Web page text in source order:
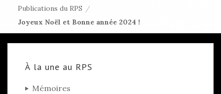
Publications du RPS /
Joyeux Noël et Bonne année 2024 !
À la une au RPS
Mémoires